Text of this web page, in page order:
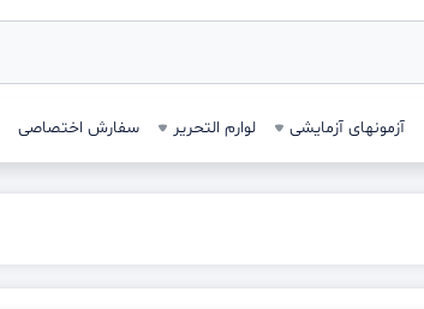
آزمونهای آزمایشی لوارم التحریر سفارش اختصاصی